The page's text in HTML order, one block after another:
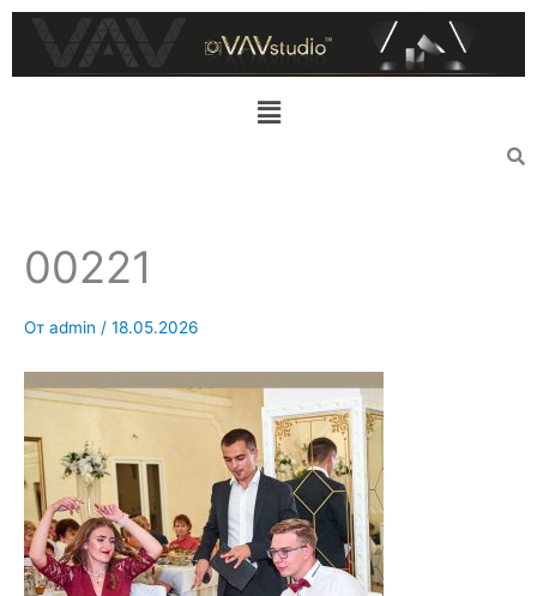
Перейти
содержимому
Меню
00221
От admin / 18.05.2026